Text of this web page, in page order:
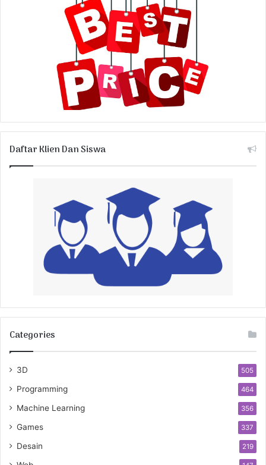
Daftar Klien Dan Siswa
Categories
3D 505
Programming 464
Machine Learning 356
Games 337
Desain 219